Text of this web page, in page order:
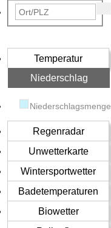
Temperatur
Niederschlag
Niederschlagsmenge
Regenradar
Unwetterkarte
Wintersportwetter
Badetemperaturen
Biowetter